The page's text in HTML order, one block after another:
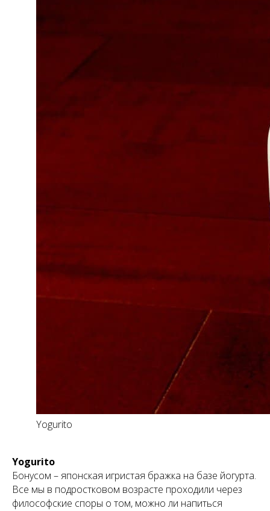
Yogurito
Yogurito
Бонусом – японская игристая бражка на базе йогурта.
Все мы в подростковом возрасте проходили через
философские споры о том, можно ли напиться